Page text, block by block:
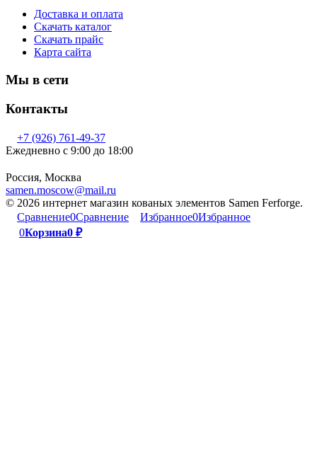
Доставка и оплата
Скачать каталог
Скачать прайс
Карта сайта
Мы в сети
Контакты
+7 (926) 761-49-37
Ежедневно с 9:00 до 18:00
Россия, Москва
samen.moscow@mail.ru
© 2026 интернет магазин кованых элементов Samen Ferforge.
Сравнение0Сравнение Избранное0Избранное
0Корзина0 ₽